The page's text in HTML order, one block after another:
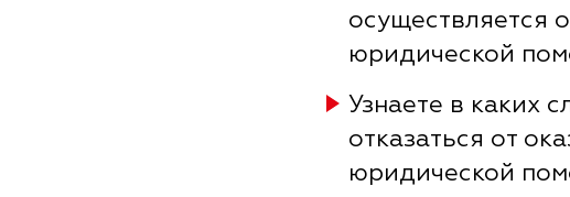
осуществляется
юридической
Узнаете в каких
отказаться от
юридической